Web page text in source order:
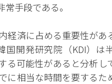
手段である。
経済に占める重要性があ
開発研究院（KDI）は
る可能性があると分析し
に相当な時間を要するた